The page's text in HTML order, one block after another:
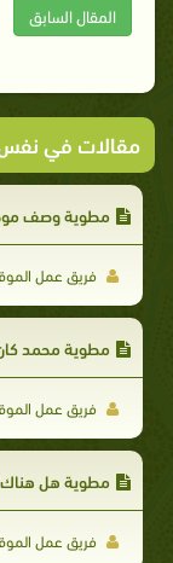
المقال السابق
مقالات في
مطوية وصف
فريق عمل
مطوية محمد كان
فريق عمل
مطوية هل هناك
فريق عمل